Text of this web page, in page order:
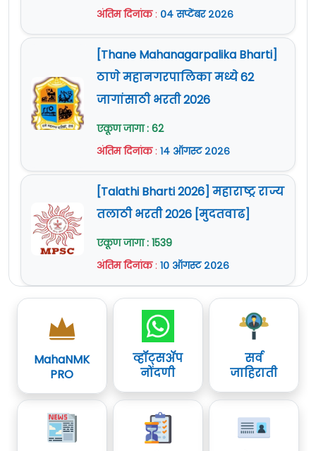
अंतिम दिनांक: ०४ सप्टेंबर २०२६
[Thane Mahanagarpalika Bharti]
ठाणे महानगरपालिका मध्ये 62
जागांसाठी भरती 2026
एकूण जागा : 62
अंतिम दिनांक: १४ ऑगस्ट २०२६
[Talathi Bharti 2026] महाराष्ट्र राज्य
तलाठी भरती 2026 [मुदतवाढ]
एकूण जागा : 1539
अंतिम दिनांक: १० ऑगस्ट २०२६
MahaNMK
PRO
व्हॉट्सॲप
नोंदणी
सर्व
जाहिराती